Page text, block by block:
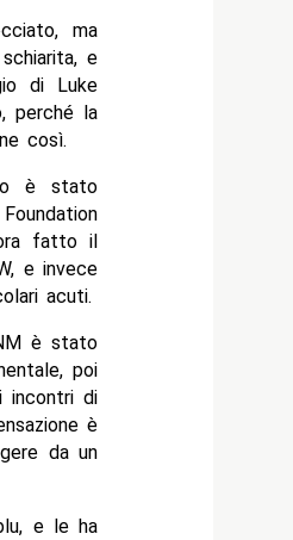
ma
e
di Luke
perché la
così.
è stato
fatto il
e invece
acuti.
è stato
poi
incontri di
è
da un
e le ha